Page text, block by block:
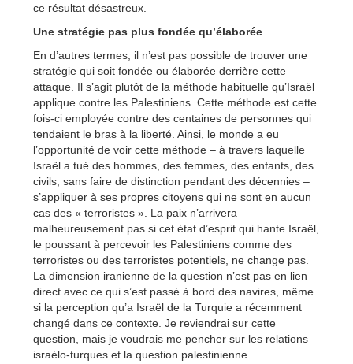
ce résultat désastreux.
Une stratégie pas plus fondée qu’élaborée
En d’autres termes, il n’est pas possible de trouver une
stratégie qui soit fondée ou élaborée derrière cette
attaque. Il s’agit plutôt de la méthode habituelle qu’Israël
applique contre les Palestiniens. Cette méthode est cette
fois-ci employée contre des centaines de personnes qui
tendaient le bras à la liberté. Ainsi, le monde a eu
l’opportunité de voir cette méthode – à travers laquelle
Israël a tué des hommes, des femmes, des enfants, des
civils, sans faire de distinction pendant des décennies –
s’appliquer à ses propres citoyens qui ne sont en aucun
cas des « terroristes ». La paix n’arrivera
malheureusement pas si cet état d’esprit qui hante Israël,
le poussant à percevoir les Palestiniens comme des
terroristes ou des terroristes potentiels, ne change pas.
La dimension iranienne de la question n’est pas en lien
direct avec ce qui s’est passé à bord des navires, même
si la perception qu’a Israël de la Turquie a récemment
changé dans ce contexte. Je reviendrai sur cette
question, mais je voudrais me pencher sur les relations
israélo-turques et la question palestinienne.